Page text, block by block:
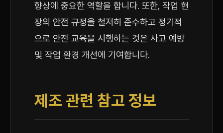
향상에 중요한 역할을 합니다. 또한, 작업 현
장의 안전 규정을 철저히 준수하고 정기적
으로 안전 교육을 시행하는 것은 사고 예방
및 작업 환경 개선에 기여합니다.
제조 관련 참고 정보